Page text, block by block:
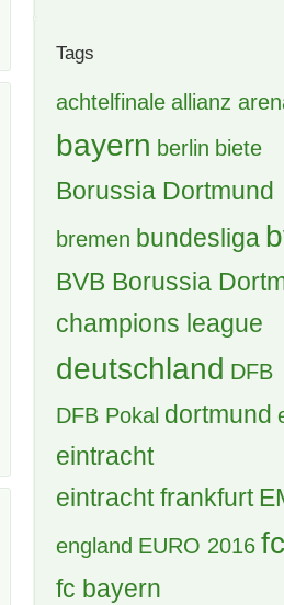
Tags
achtelfinale allianz
bayern berlin biete
Borussia Dortmund
bremen bundesliga
BVB Borussia
champions league
deutschland DFB
DFB Pokal dortmund
eintracht
eintracht frankfurt
england EURO 2016
fc bayern